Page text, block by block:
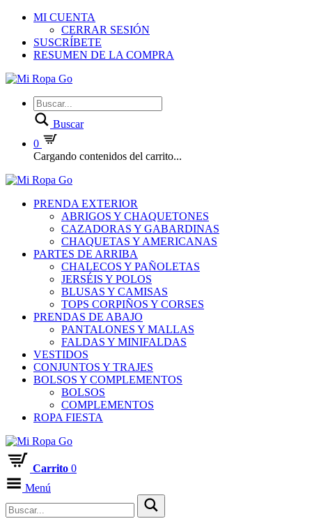
MI CUENTA
CERRAR SESIÓN
SUSCRÍBETE
RESUMEN DE LA COMPRA
Buscar
0
Cargando contenidos del carrito...
PRENDA EXTERIOR
ABRIGOS Y CHAQUETONES
CAZADORAS Y GABARDINAS
CHAQUETAS Y AMERICANAS
PARTES DE ARRIBA
CHALECOS Y PAÑOLETAS
JERSÉIS Y POLOS
BLUSAS Y CAMISAS
TOPS CORPIÑOS Y CORSES
PRENDAS DE ABAJO
PANTALONES Y MALLAS
FALDAS Y MINIFALDAS
VESTIDOS
CONJUNTOS Y TRAJES
BOLSOS Y COMPLEMENTOS
BOLSOS
COMPLEMENTOS
ROPA FIESTA
Carrito 0
Menú